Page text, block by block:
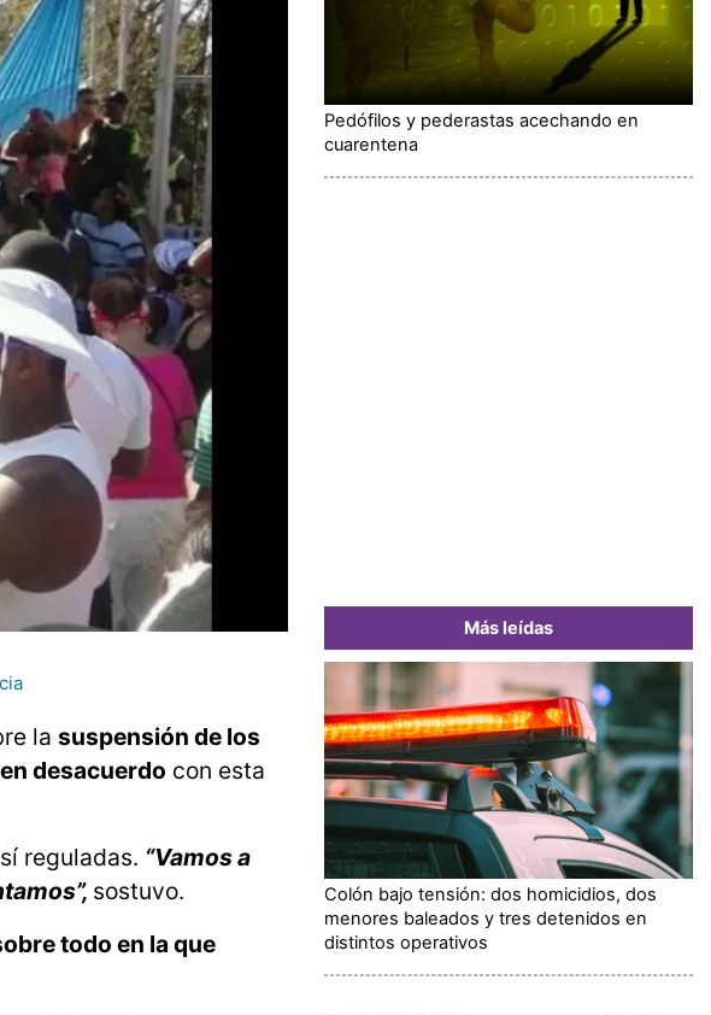
la suspensión de los
en desacuerdo con esta
reguladas. “Vamos a
sostuvo.
todo en la que
Pedófilos y pederastas acechando en
cuarentena
Más leídas
Colón bajo tensión: dos homicidios, dos
menores baleados y tres detenidos en
distintos operativos